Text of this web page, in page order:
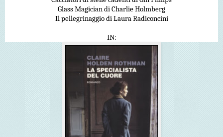
Glass Magician di Charlie Holmberg
Il pellegrinaggio di Laura Radiconcini
IN: